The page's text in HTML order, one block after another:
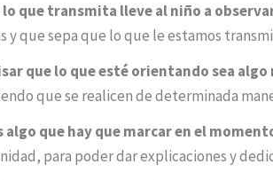
lo que transmita lleve al niño a
y que sepa que lo que le estamos
que lo que esté orientando sea
que se realicen de determinada
algo que hay que marcar en el
para poder dar explicaciones y